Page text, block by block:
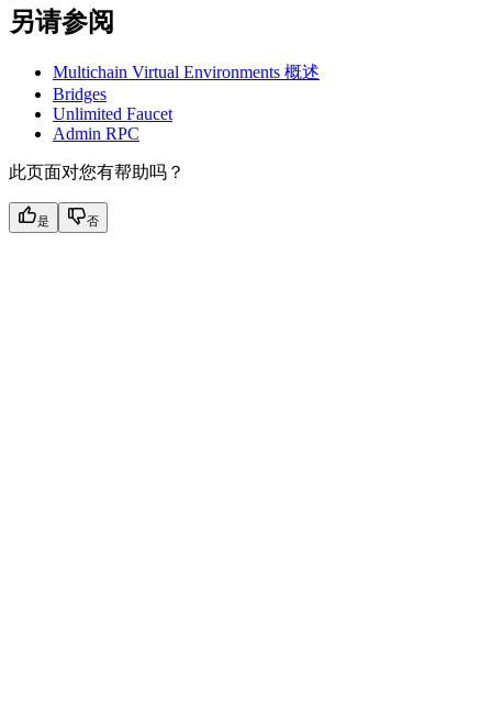
另请参阅
Multichain Virtual Environments 概述
Bridges
Unlimited Faucet
Admin RPC
此页面对您有帮助吗？
是 否